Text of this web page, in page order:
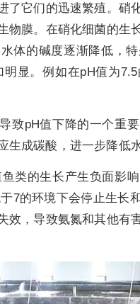
了它们的迅速繁殖。硝
物膜。在硝化细菌的生
体的碱度逐渐降低，
显。例如在pH值为
致pH值下降的一个重
生成碳酸，进一步降低
类的生长产生负面影
7的环境下会停止生长
效，导致氨氮和其他有